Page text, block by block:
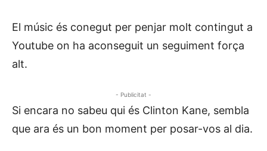
El músic és conegut per penjar molt contingut a
Youtube on ha aconseguit un seguiment força
alt.
- Publicitat -
Si encara no sabeu qui és Clinton Kane, sembla
que ara és un bon moment per posar-vos al dia.